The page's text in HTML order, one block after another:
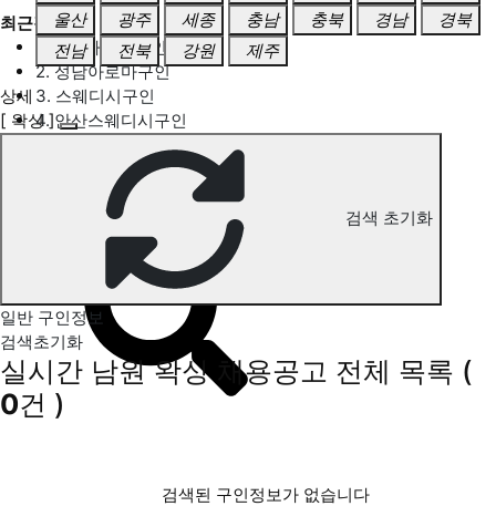
최근검색어
1. 일산마사지구인
2. 성남아로마구인
3. 스웨디시구인
4. 안산스웨디시구인
남원 왁싱 구인정보
울산
광주 세종 충남 충북 경남
경북
전남
전북 강원 제주
상세
[ 왁싱 ]
검색 초기화
일반 구인정보
검색초기화
실시간 남원 왁싱 채용공고 전체 목록 (
0건 )
검색된 구인정보가 없습니다